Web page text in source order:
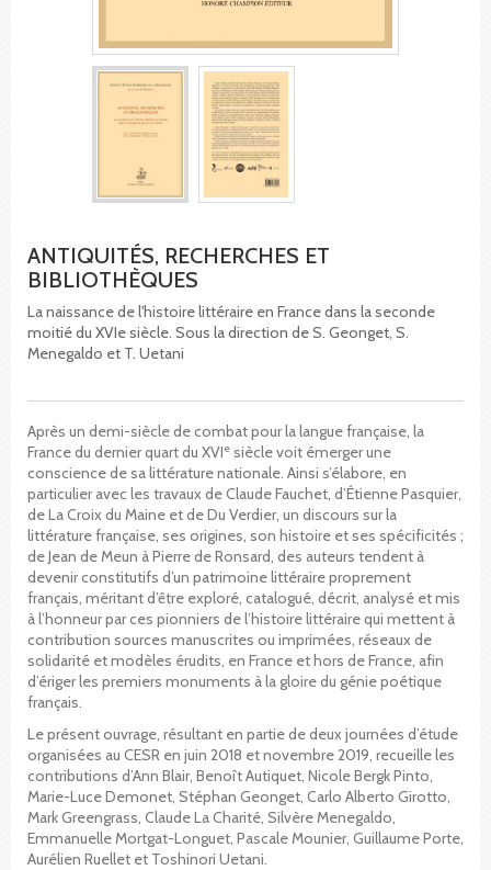
ANTIQUITÉS, RECHERCHES ET
BIBLIOTHÈQUES
La naissance de l'histoire littéraire en France dans la seconde
moitié du XVIe siècle. Sous la direction de S. Geonget, S.
Menegaldo et T. Uetani
Après un demi-siècle de combat pour la langue française, la
France du dernier quart du XVIe siècle voit émerger une
conscience de sa littérature nationale. Ainsi s’élabore, en
particulier avec les travaux de Claude Fauchet, d’Étienne Pasquier,
de La Croix du Maine et de Du Verdier, un discours sur la
littérature française, ses origines, son histoire et ses spécificités ;
de Jean de Meun à Pierre de Ronsard, des auteurs tendent à
devenir constitutifs d’un patrimoine littéraire proprement
français, méritant d’être exploré, catalogué, décrit, analysé et mis
à l’honneur par ces pionniers de l’histoire littéraire qui mettent à
contribution sources manuscrites ou imprimées, réseaux de
solidarité et modèles érudits, en France et hors de France, afin
d’ériger les premiers monuments à la gloire du génie poétique
français.
Le présent ouvrage, résultant en partie de deux journées d’étude
organisées au CESR en juin 2018 et novembre 2019, recueille les
contributions d’Ann Blair, Benoît Autiquet, Nicole Bergk Pinto,
Marie-Luce Demonet, Stéphan Geonget, Carlo Alberto Girotto,
Mark Greengrass, Claude La Charité, Silvère Menegaldo,
Emmanuelle Mortgat-Longuet, Pascale Mounier, Guillaume Porte,
Aurélien Ruellet et Toshinori Uetani.